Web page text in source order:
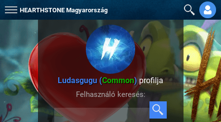
HEARTHSTONE Magyarország
Ludasgugu (Common) profilja
Felhasználó keresés: